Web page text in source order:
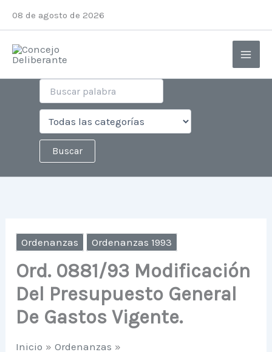
contenido
08 de agosto de 2026
Ordenanzas Ordenanzas 1993
Ord. 0881/93 Modificación
Del Presupuesto General
De Gastos Vigente.
Inicio
Ordenanzas